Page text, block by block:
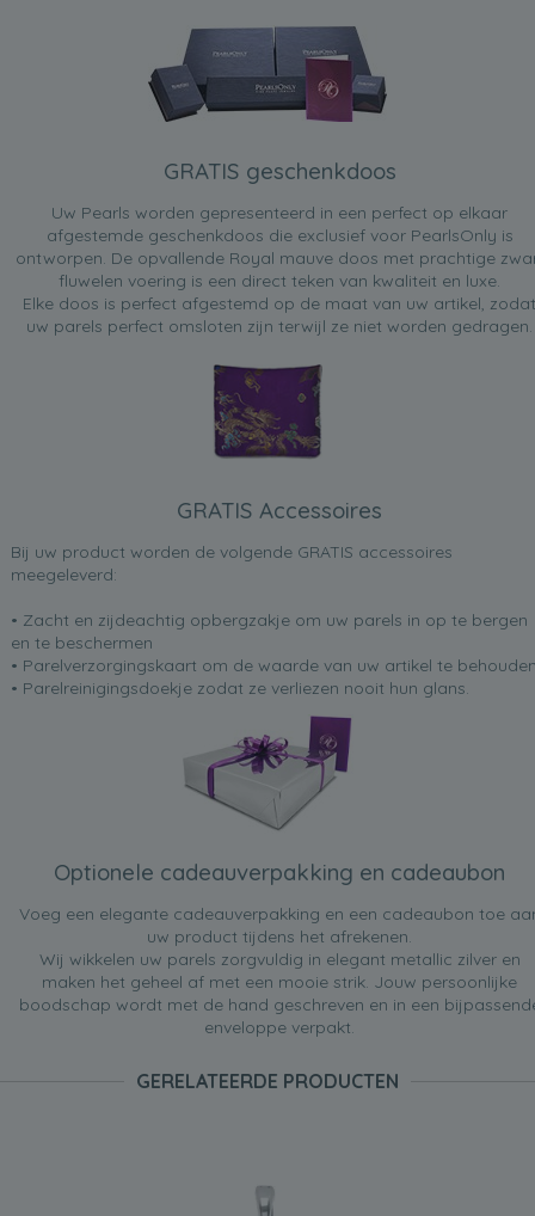
GRATIS geschenkdoos
Uw Pearls worden gepresenteerd in een perfect op elkaar
afgestemde geschenkdoos die exclusief voor PearlsOnly is
ontworpen. De opvallende Royal mauve doos met prachtige
fluwelen voering is een direct teken van kwaliteit en luxe.
Elke doos is perfect afgestemd op de maat van uw artikel, zodat
uw parels perfect omsloten zijn terwijl ze niet worden gedragen.
GRATIS Accessoires
Bij uw product worden de volgende GRATIS accessoires
meegeleverd:
• Zacht en zijdeachtig opbergzakje om uw parels in op te bergen
en te beschermen
• Parelverzorgingskaart om de waarde van uw artikel te
• Parelreinigingsdoekje zodat ze verliezen nooit hun glans.
Optionele cadeauverpakking en cadeaubon
Voeg een elegante cadeauverpakking en een cadeaubon toe
uw product tijdens het afrekenen.
Wij wikkelen uw parels zorgvuldig in elegant metallic zilver en
maken het geheel af met een mooie strik. Jouw persoonlijke
boodschap wordt met de hand geschreven en in een
enveloppe verpakt.
GERELATEERDE PRODUCTEN